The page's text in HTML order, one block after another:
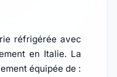
réfrigérée avec
en Italie. La
équipée de :